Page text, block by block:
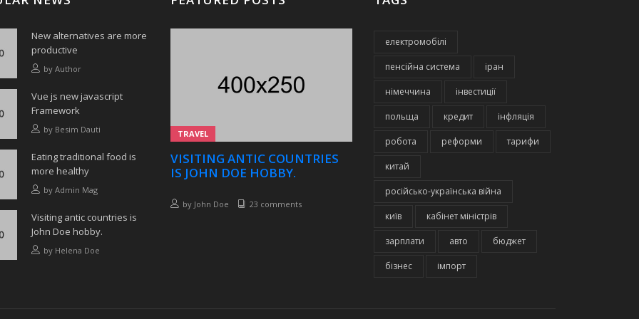
New alternatives are more
productive
by Author
Vue js new javascript
Framework
by Besim Dauti
Eating traditional food is
more healthy
by Admin Mag
Visiting antic countries is
John Doe hobby.
by Helena Doe
TRAVEL
VISITING ANTIC COUNTRIES
IS JOHN DOE HOBBY.
by John Doe 23 comments
електромобілі
пенсійна система іран
німеччина інвестиції
польща кредит інфляція
робота реформи тарифи
китай
російсько-українська війна
київ кабінет міністрів
зарплати авто бюджет
бізнес імпорт